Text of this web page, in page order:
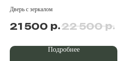
Дверь с зеркалом
21 500 р.22 500 р.
Подробнее